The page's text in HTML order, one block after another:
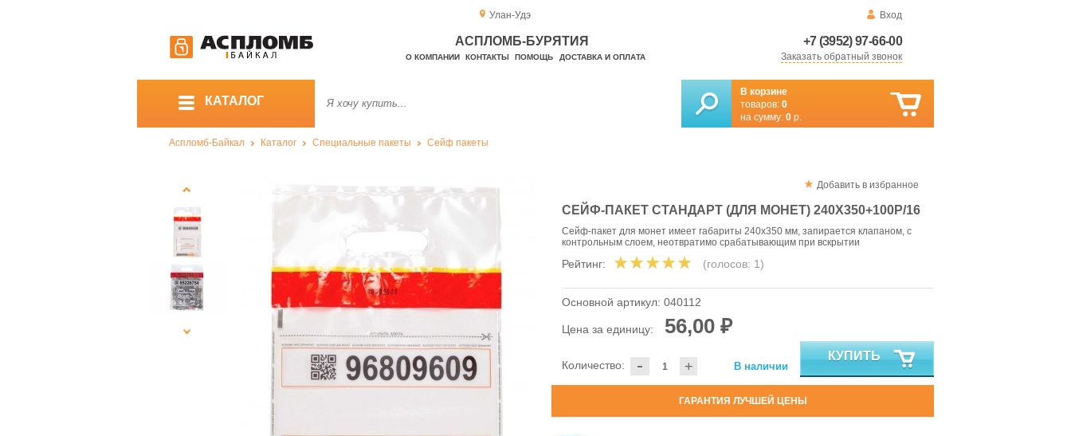
Улан-Удэ Вход
+7 (3952) 97-66-00
Заказать обратный звонок
АСПЛОМБ-БУРЯТИЯ
О КОМПАНИИ КОНТАКТЫ ПОМОЩЬ ДОСТАВКА И ОПЛАТА
КАТАЛОГ
В корзине
товаров: 0
на сумму: 0 р.
Аспломб-Байкал Каталог Специальные пакеты Сейф пакеты
Добавить в избранное
СЕЙФ-ПАКЕТ CТАНДАРТ (ДЛЯ МОНЕТ) 240X350+100Р/16
Сейф-пакет для монет имеет габариты 240x350 мм, запирается клапаном, с
контрольным слоем, неотвратимо срабатывающим при вскрытии
Рейтинг: (голосов: 1)
Основной артикул: 040112
Цена за единицу: 56,00 ₽
- +
Количество: В наличии
КУПИТЬ
ГАРАНТИЯ ЛУЧШЕЙ ЦЕНЫ